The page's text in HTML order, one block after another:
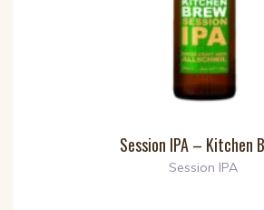
Session IPA – Kitchen
Session IPA